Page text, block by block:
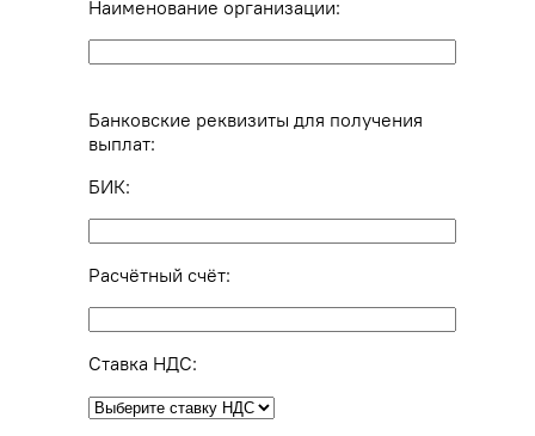
Наименование организации:
Банковские реквизиты для получения
выплат:
БИК:
Расчётный счёт:
Ставка НДС: